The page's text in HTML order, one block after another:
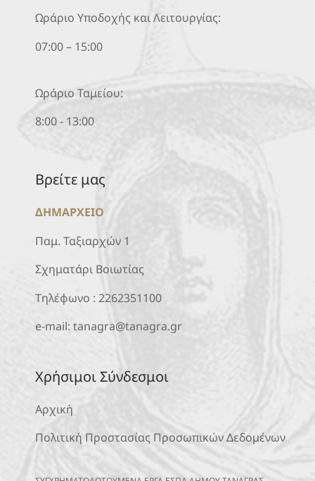
Ωράριο Υποδοχής και Λειτουργίας:
07:00 – 15:00
Ωράριο Ταμείου:
8:00 - 13:00
Βρείτε μας
ΔΗΜΑΡΧΕΙΟ
Παμ. Ταξιαρχών 1
Σχηματάρι Βοιωτίας
Τηλέφωνο : 2262351100
e-mail: tanagra@tanagra.gr
Χρήσιμοι Σύνδεσμοι
Αρχική
Πολιτική Προστασίας Προσωπικών Δεδομένων